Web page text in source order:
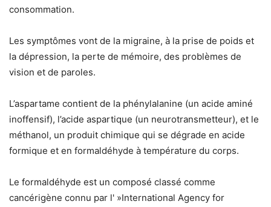
consommation.
Les symptômes vont de la migraine, à la prise de poids et
la dépression, la perte de mémoire, des problèmes de
vision et de paroles.
L’aspartame contient de la phénylalanine (un acide aminé
inoffensif), l’acide aspartique (un neurotransmetteur), et le
méthanol, un produit chimique qui se dégrade en acide
formique et en formaldéhyde à température du corps.
Le formaldéhyde est un composé classé comme
cancérigène connu par l' »International Agency for